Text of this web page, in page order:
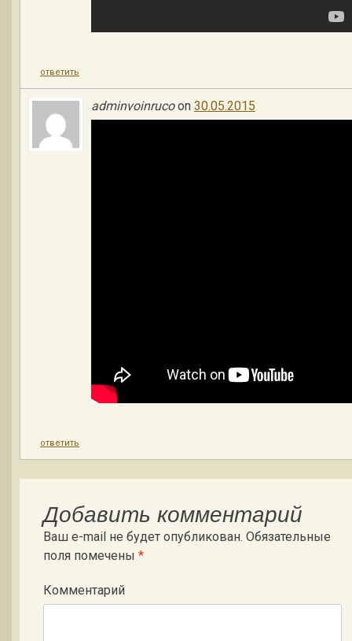
ответить
adminvoinrucoon 30.05.2015
ответить
Добавить комментарий
Ваш e-mail не будет опубликован. Обязательные
поля помечены *
Комментарий